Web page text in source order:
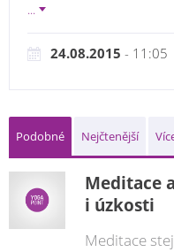
...
24.08.2015 - 11:05
Podobné Nejčtenější
Meditace
i úzkosti
Meditace